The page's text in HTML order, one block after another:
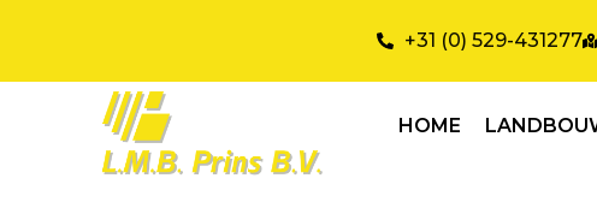
+31 (0) 529-431277
HOME